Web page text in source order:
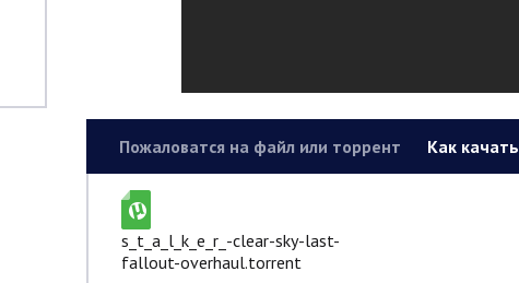
Пожаловатся на файл или торрент Как качать
s_t_a_l_k_e_r_-clear-sky-last-
fallout-overhaul.torrent